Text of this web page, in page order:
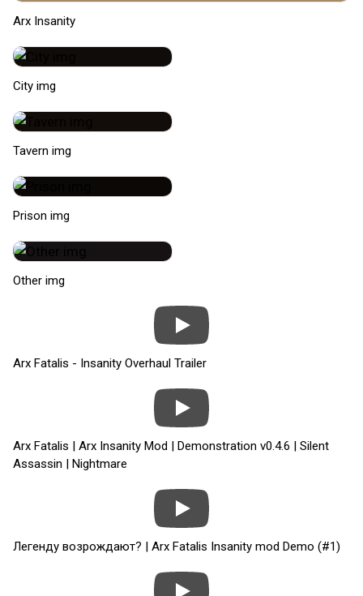
Arx Insanity
City img
Tavern img
Prison img
Other img
Arx Fatalis - Insanity Overhaul Trailer
Arx Fatalis | Arx Insanity Mod | Demonstration v0.4.6 | Silent
Assassin | Nightmare
Легенду возрождают? | Arx Fatalis Insanity mod Demo (#1)